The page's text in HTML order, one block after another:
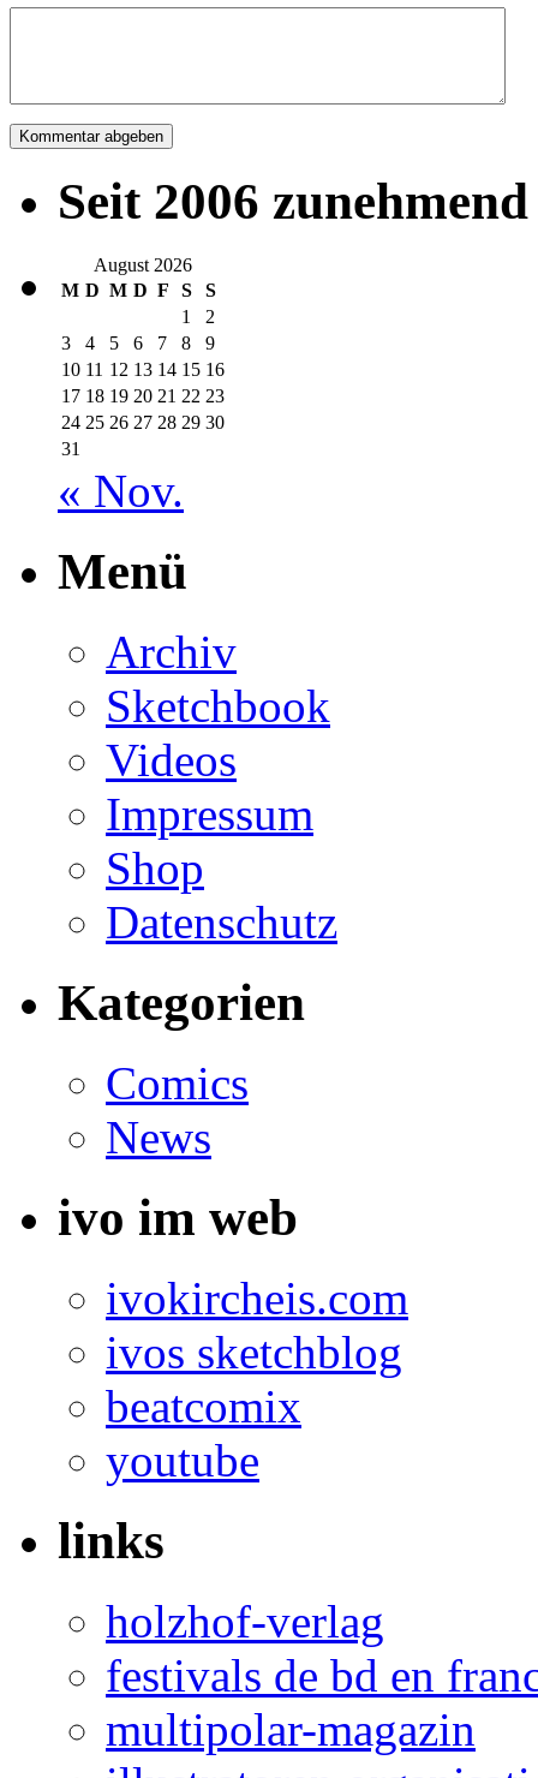
Seit 2006
August 2026
M D M D F S
S
1
2
3
4 5 6 7 8
9
10 11 12 13 14 15 16
17 18 19 20 21 22 23
24 25 26 27 28 29 30
31
« Nov.
Menü
Archiv
Sketchbook
Videos
Impressum
Shop
Datenschutz
Kategorien
Comics
News
ivo im web
ivokircheis.com
ivos sketchblog
beatcomix
youtube
links
holzhof-verlag
festivals de bd en
multipolar-magazin